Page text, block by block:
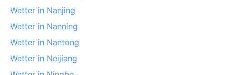
Wetter in Nanjing
Wetter in Nanning
Wetter in Nantong
Wetter in Neijiang